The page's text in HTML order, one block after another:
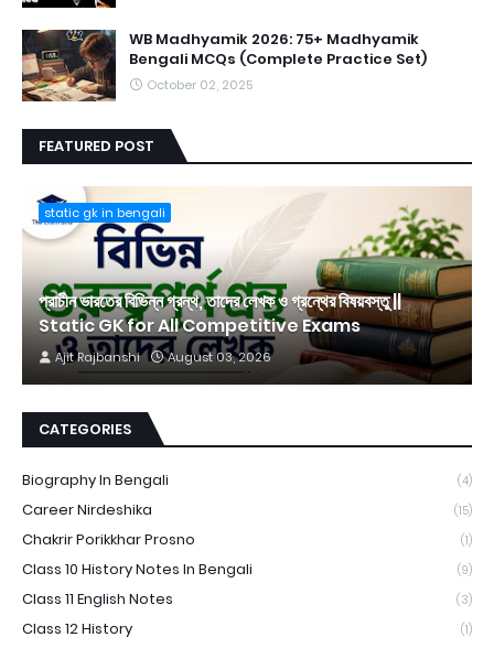
WB Madhyamik 2026: 75+ Madhyamik
Bengali MCQs (Complete Practice Set)
October 02, 2025
FEATURED POST
static gk in bengali
প্রাচীন ভারতের বিভিন্ন গ্রন্থ, তাদের লেখক ও গ্রন্থের বিষয়বস্তু ||
Static GK for All Competitive Exams
Ajit Rajbanshi August 03, 2026
CATEGORIES
Biography In Bengali (4)
Career Nirdeshika (15)
Chakrir Porikkhar Prosno (1)
Class 10 History Notes In Bengali (9)
Class 11 English Notes (3)
Class 12 History (1)